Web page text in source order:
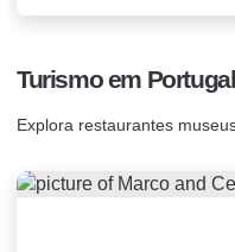
Turismo em Portugal
Explora restaurantes